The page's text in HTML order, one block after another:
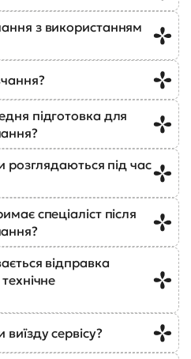
з використанням
підготовка для
розглядаються під час
спеціаліст після
відправка
сервісу?